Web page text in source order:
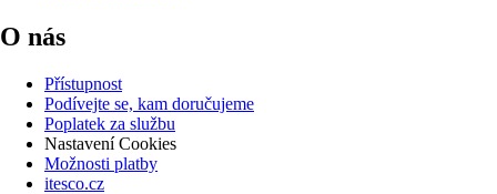
O nás
Přístupnost
Podívejte se, kam doručujeme
Poplatek za službu
Nastavení Cookies
Možnosti platby
itesco.cz